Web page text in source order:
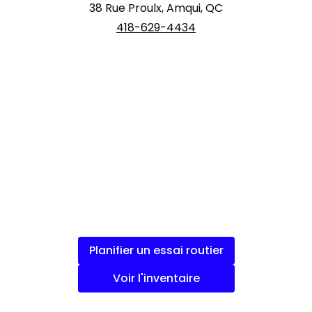
38 Rue Proulx, Amqui, QC
418-629-4434
Planifier un essai routier
Voir l'inventaire